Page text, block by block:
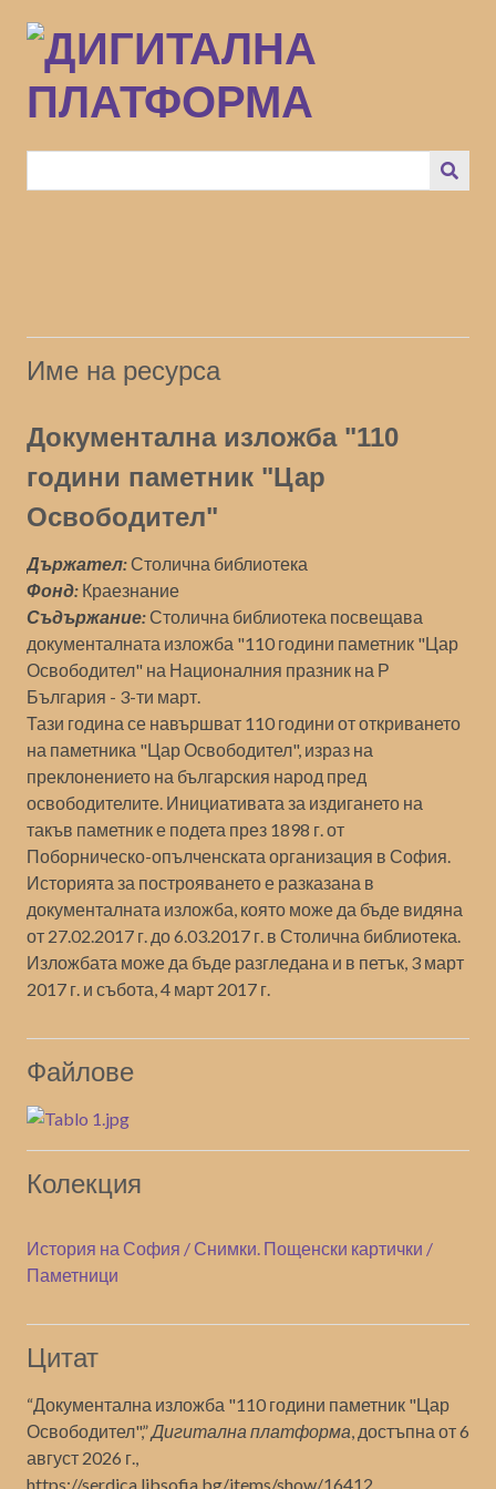
към
основното
съдържание
Име на ресурса
Документална изложба "110
години паметник "Цар
Освободител"
Държател:Столична библиотека
Фонд: Краезнание
Съдържание:Столична библиотека посвещава
документалната изложба "110 години паметник "Цар
Освободител" на Националния празник на Р
България - 3-ти март.
Тази година се навършват 110 години от откриването
на паметника "Цар Освободител", израз на
преклонението на българския народ пред
освободителите. Инициативата за издигането на
такъв паметник е подета през 1898 г. от
Поборническо-опълченската организация в София.
Историята за построяването е разказана в
документалната изложба, която може да бъде видяна
от 27.02.2017 г. до 6.03.2017 г. в Столична библиотека.
Изложбата може да бъде разгледана и в петък, 3 март
2017 г. и събота, 4 март 2017 г.
Файлове
Колекция
История на София / Снимки. Пощенски картички /
Паметници
Цитат
“Документална изложба "110 години паметник "Цар
Освободител",”Дигитална платформа, достъпна от 6
август 2026 г.,
https://serdica.libsofia.bg/items/show/16412